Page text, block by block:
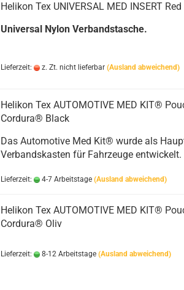
Helikon Tex UNIVERSAL MED INSERT Red
Universal Nylon Verbandstasche.
Lieferzeit: z. Zt. nicht lieferbar (Ausland abweichend)
Helikon Tex AUTOMOTIVE MED KIT®
Cordura® Black
Das Automotive Med Kit® wurde als
Verbandskasten für Fahrzeuge entwickelt.
Lieferzeit: 4-7 Arbeitstage (Ausland abweichend)
Helikon Tex AUTOMOTIVE MED KIT®
Cordura® Oliv
Lieferzeit: 8-12 Arbeitstage (Ausland abweichend)